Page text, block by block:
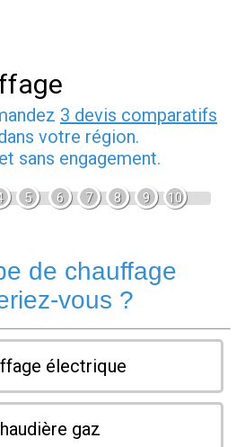
3 devis comparatifs
votre région.
sans engagement.
5 6 7 8 9 10
de chauffage
vous ?
électrique
gaz